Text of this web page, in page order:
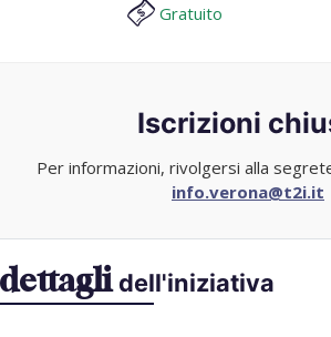
Gratuito
Iscrizioni
Per informazioni, rivolgersi alla
info.verona@t2i.it
dettagli dell'iniziativa